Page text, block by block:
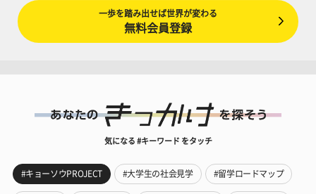
一歩を踏み出せば世界が変わる
無料会員登録
気になる #キーワード をタッチ
#キョーソウPROJECT #大学生の社会見学 #留学ロードマップ